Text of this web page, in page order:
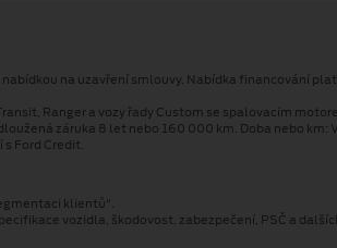
na uzavření smlouvy. Nabídka financování
Ranger a vozy řady Custom se spalovacím
záruka 8 let nebo 160 000 km. Doba nebo km:
Ford Credit.
klientů“.
vozidla, škodovost, zabezpečení, PSČ a